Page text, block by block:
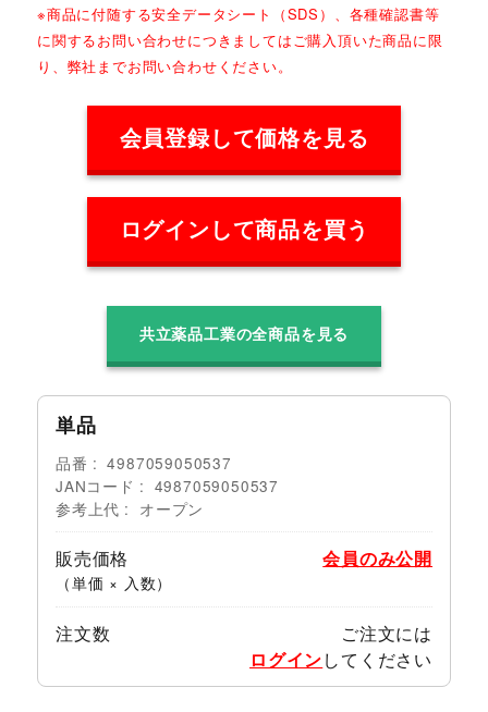
※商品に付随する安全データシート（SDS）、各種確認書等
に関するお問い合わせにつきましてはご購入頂いた商品に限
り、弊社までお問い合わせください。
会員登録して価格を見る
ログインして商品を買う
共立薬品工業の全商品を見る
単品
品番
4987059050537
JANコード
4987059050537
参考上代
オープン
販売価格
（単価 × 入数）
会員のみ公開
注文数
ご注文には
ログインしてください